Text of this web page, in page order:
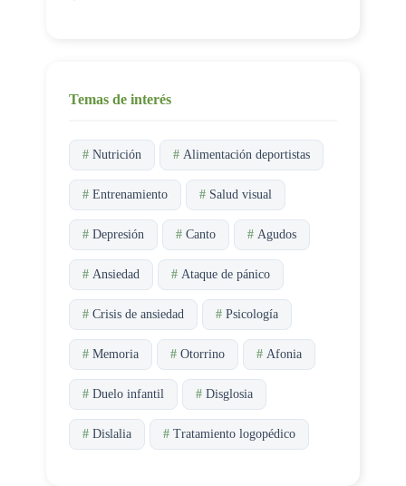
Temas de interés
# Nutrición # Alimentación deportistas
# Entrenamiento # Salud visual
# Depresión # Canto # Agudos
# Ansiedad # Ataque de pánico
# Crisis de ansiedad # Psicología
# Memoria # Otorrino # Afonia
# Duelo infantil # Disglosia
# Dislalia # Tratamiento logopédico